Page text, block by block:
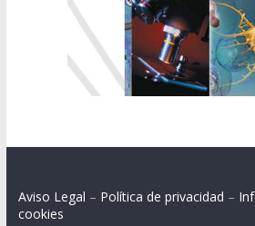
Aviso Legal – Política de privacidad –
cookies